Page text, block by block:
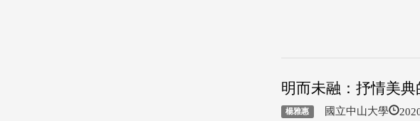
明而未融：抒情美典
楊雅惠 國立中山大學